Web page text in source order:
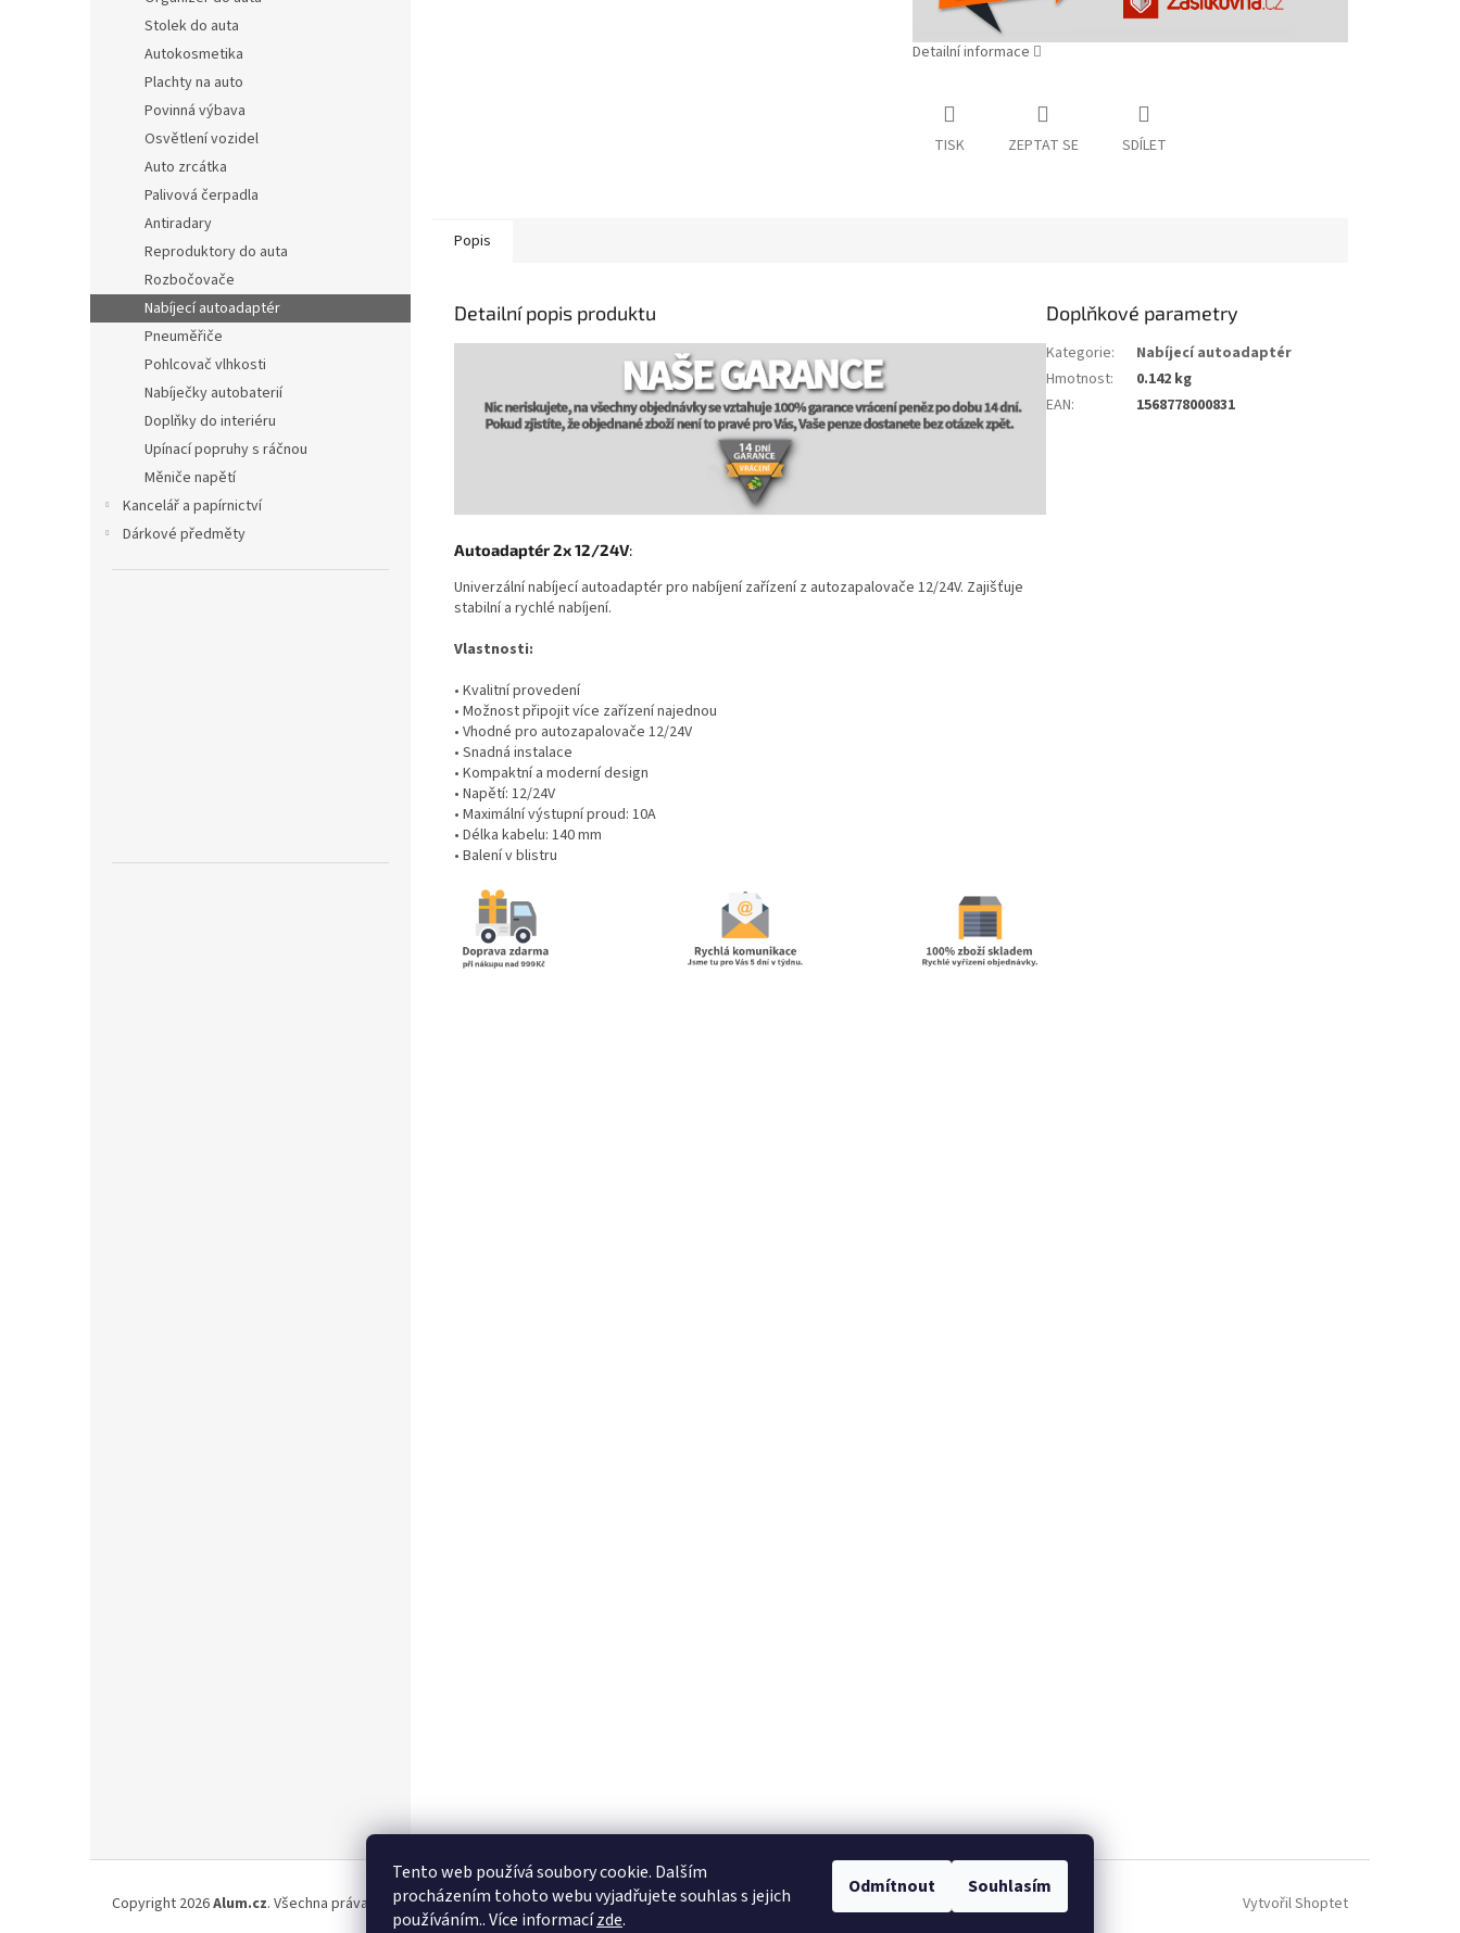
Tento web používá soubory cookie. Dalším
procházením tohoto webu vyjadřujete souhlas s jejich
používáním.. Více informacízde.
Odmítnout Souhlasím
Stolek do auta
Autokosmetika
Plachty na auto
Povinná výbava
Osvětlení vozidel
Auto zrcátka
Palivová čerpadla
Antiradary
Reproduktory do auta
Rozbočovače
Nabíjecí autoadaptér
Pneuměřiče
Pohlcovač vlhkosti
Nabíječky autobaterií
Doplňky do interiéru
Upínací popruhy s ráčnou
Měniče napětí
Kancelář a papírnictví
Dárkové předměty
Detailní informace
TISK ZEPTAT SE SDÍLET
Popis
Detailní popis produktu
Autoadaptér 2x 12/24V:
Univerzální nabíjecí autoadaptér pro nabíjení zařízení z autozapalovače 12/24V. Zajišťuje
stabilní a rychlé nabíjení.
Vlastnosti:
• Kvalitní provedení
• Možnost připojit více zařízení najednou
• Vhodné pro autozapalovače 12/24V
• Snadná instalace
• Kompaktní a moderní design
• Napětí: 12/24V
• Maximální výstupní proud: 10A
• Délka kabelu: 140 mm
• Balení v blistru
Doplňkové parametry
Kategorie:
Nabíjecí autoadaptér
Hmotnost:
0.142 kg
EAN: 1568778000831
Vytvořil Shoptet
Copyright 2026Alum.cz. Všechna práva vyhrazena.